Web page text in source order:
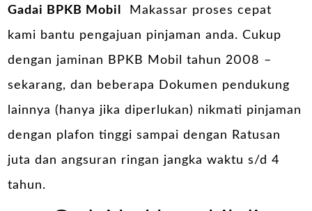
Gadai BPKB Mobil
Makassar proses cepat
kami bantu pengajuan pinjaman anda. Cukup
dengan jaminan BPKB Mobil tahun 2008 –
sekarang, dan beberapa Dokumen pendukung
lainnya (hanya jika diperlukan) nikmati pinjaman
dengan plafon tinggi sampai dengan Ratusan
juta dan angsuran ringan jangka waktu s/d 4
tahun.